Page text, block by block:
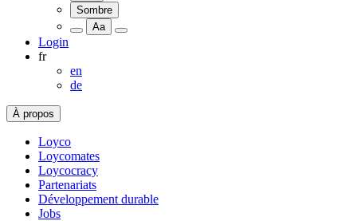
Sombre
Aa
Login
fr
en
de
À propos
Loyco
Loycomates
Loycocracy
Partenariats
Développement durable
Jobs